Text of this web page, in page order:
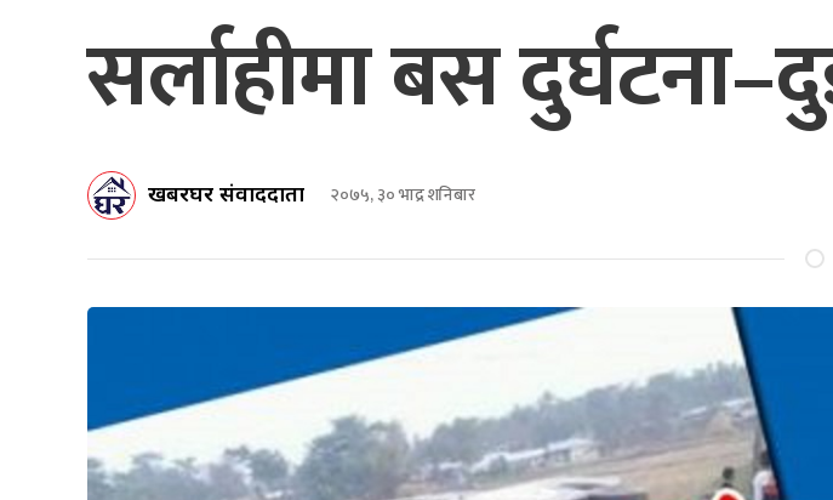
सर्लाहीमा बस
खबरघर संवाददाता २०७५, ३० भाद्र शनिबार